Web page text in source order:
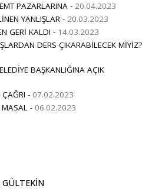
PAZARLARINA - 20.04.2023
YANLIŞLAR - 20.03.2023
GERİ KALDI - 14.03.2023
DERS ÇIKARABİLECEK MİYİZ?
BAŞKANLIĞINA AÇIK
ÇAĞRI - 07.02.2023
MASAL - 06.02.2023